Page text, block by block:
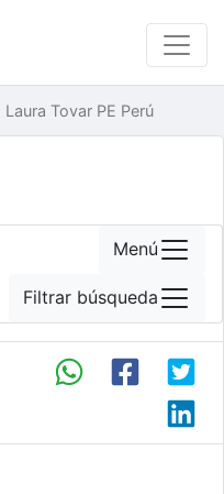
Laura Tovar PE Perú
Menú
Filtrar búsqueda